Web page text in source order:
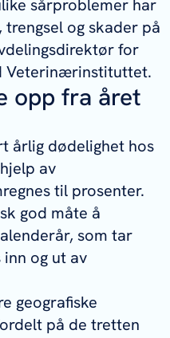
sårproblemer har
trengsel og skader på
for
Veterinærinstituttet.
opp fra året
årlig dødelighet hos
av
til prosenter.
god måte å
som tar
og ut av
geografiske
på de tretten